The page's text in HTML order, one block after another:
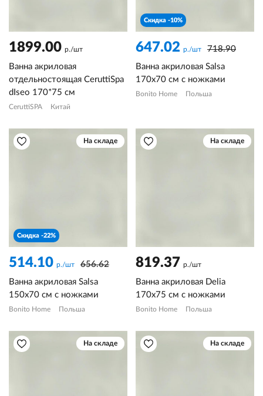
1899.00 р./шт
Ванна акриловая
отдельностоящая CeruttiSpa
dIseo 170*75 см
CeruttiSPA Китай
Скидка -10%
647.02 р./шт
718.90
Ванна акриловая Salsa
170х70 см с ножками
Bonito Home Польша
На складе
Скидка -22%
514.10 р./шт
656.62
Ванна акриловая Salsa
150х70 см с ножками
Bonito Home Польша
На складе
819.37 р./шт
Ванна акриловая Delia
170х75 см с ножками
Bonito Home Польша
На складе На складе